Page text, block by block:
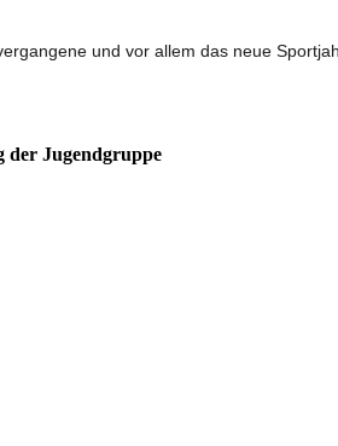
und vor allem das neue
der Jugendgruppe